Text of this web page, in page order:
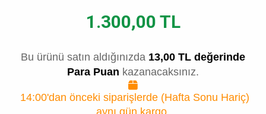
1.300,00 TL
Bu ürünü satın aldığınızda 13,00 TL değerinde
Para Puan kazanacaksınız.
14:00'dan önceki siparişlerde (Hafta Sonu Hariç)
aynı gün kargo